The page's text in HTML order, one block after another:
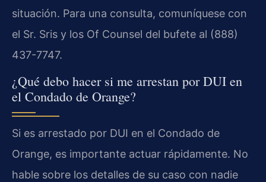
situación. Para una consulta, comuníquese con
el Sr. Sris y los Of Counsel del bufete al (888)
437-7747.
¿Qué debo hacer si me arrestan por DUI en
el Condado de Orange?
Si es arrestado por DUI en el Condado de
Orange, es importante actuar rápidamente. No
hable sobre los detalles de su caso con nadie